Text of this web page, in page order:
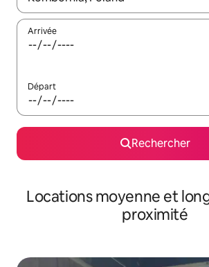
Arrivée
Départ
Rechercher
Locations moyenne et
proximité